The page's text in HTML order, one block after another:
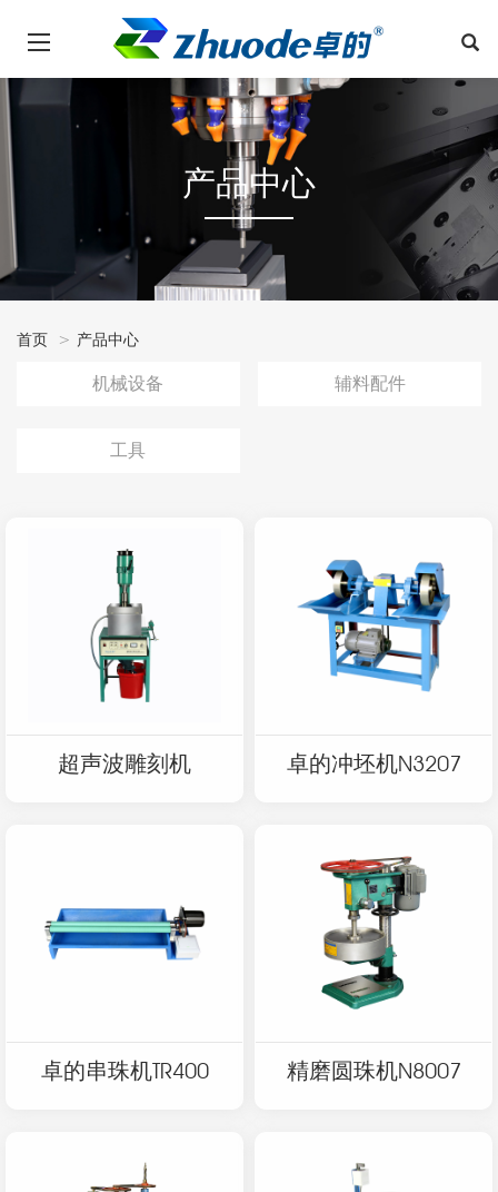
产品中心
首页 产品中心
机械设备 辅料配件
工具
超声波雕刻机 卓的冲坯机N3207
卓的串珠机TR400 精磨圆珠机N8007